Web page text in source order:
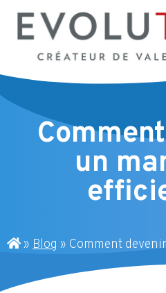
un
» Blog » Comment